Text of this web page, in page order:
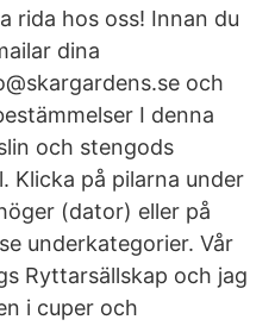
rida hos oss! Innan du
dina
och
I denna
och stengods
Klicka på pilarna under
(dator) eller på
underkategorier. Vår
Ryttarsällskap och jag
i cuper och